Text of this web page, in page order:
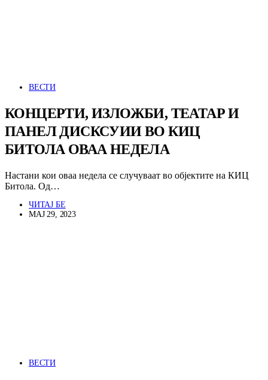
ВЕСТИ
КОНЦЕРТИ, ИЗЛОЖБИ, ТЕАТАР И
ПАНЕЛ ДИСКСУИИ ВО КИЦ
БИТОЛА ОВАА НЕДЕЛА
Настани кои оваа недела се случуваат во објектите на КИЦ
Битола. Од…
ЧИТАЈ БЕ
МАЈ 29, 2023
ВЕСТИ